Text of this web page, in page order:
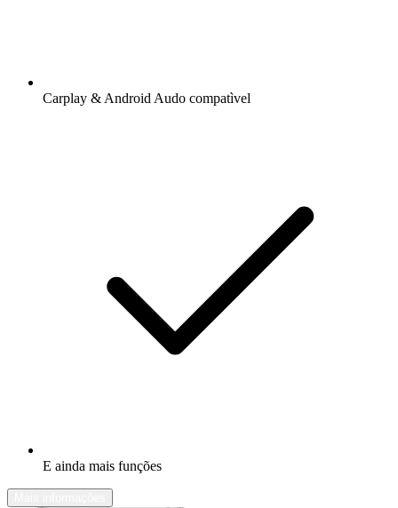
Carplay & Android Audo compatìvel
E ainda mais funções